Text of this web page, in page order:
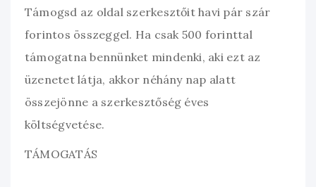
Támogsd az oldal szerkesztőit havi pár szár
forintos összeggel. Ha csak 500 forinttal
támogatna bennünket mindenki, aki ezt az
üzenetet látja, akkor néhány nap alatt
összejönne a szerkesztőség éves
költségvetése.
TÁMOGATÁS